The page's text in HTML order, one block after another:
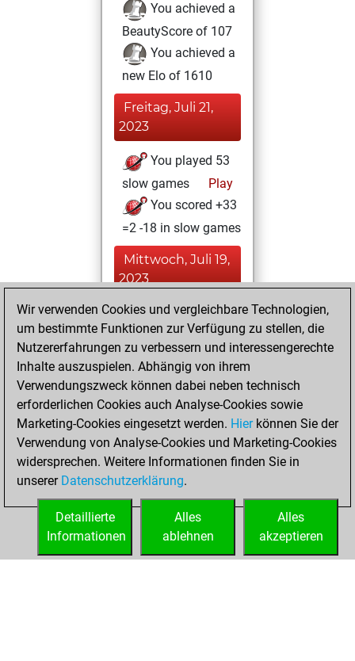
You achieved a
BeautyScore of 107
You achieved a
new Elo of 1610
Freitag, Juli 21,
2023
You played 53
slow games
Play
You scored +33
=2 -18 in slow games
Mittwoch, Juli 19,
2023
You played 23
blitz games
Play
=3 -16 in blitz
Donnerstag,
November 24,
2022
You created
your Fritz account
Wir verwenden Cookies und vergleichbare Technologien,
um bestimmte Funktionen zur Verfügung zu stellen, die
Nutzererfahrungen zu verbessern und interessengerechte
Inhalte auszuspielen. Abhängig von ihrem
Verwendungszweck können dabei neben technisch
erforderlichen Cookies auch Analyse-Cookies sowie
Marketing-Cookies eingesetzt werden. Hierkönnen Sie der
Verwendung von Analyse-Cookies und Marketing-Cookies
widersprechen. Weitere Informationen finden Sie in
unserer Datenschutzerklärung.
Alles
akzeptieren
Alles
ablehnen
Detaillierte
Informationen